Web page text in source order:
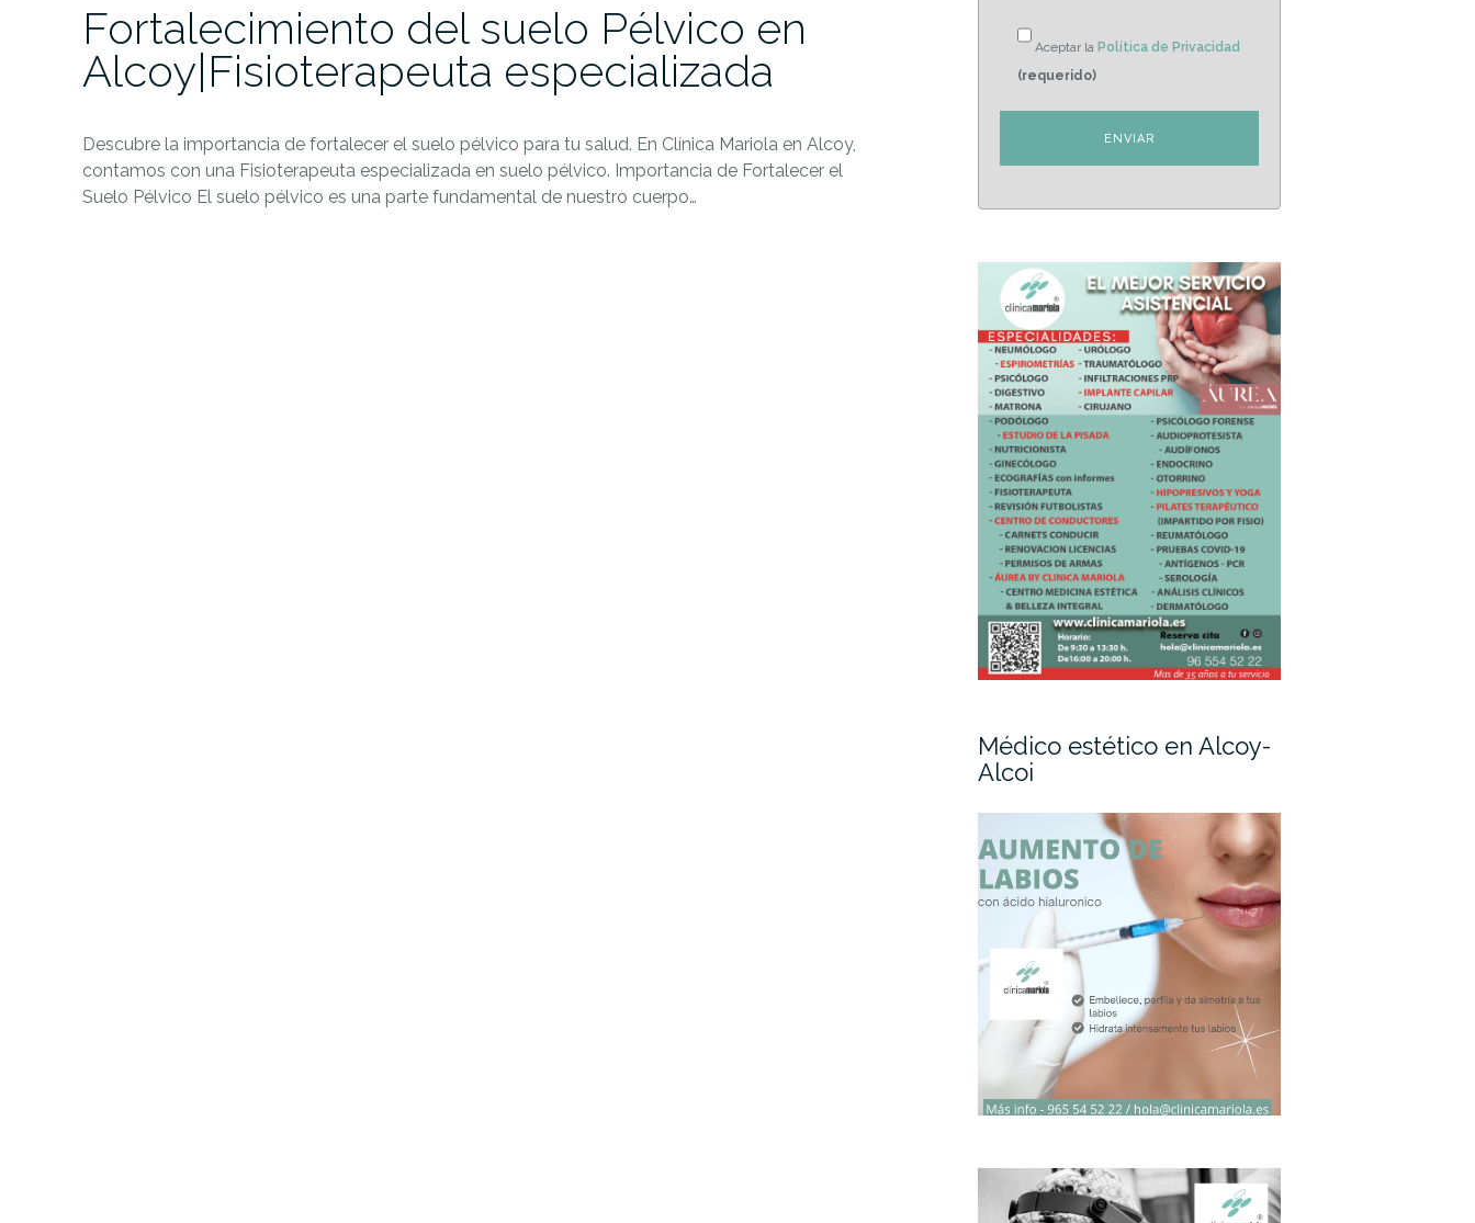
Fortalecimiento del suelo Pélvico en
Alcoy|Fisioterapeuta especializada
Descubre la importancia de fortalecer el suelo pélvico para tu salud. En Clínica Mariola en Alcoy,
contamos con una Fisioterapeuta especializada en suelo pélvico. Importancia de Fortalecer el
Suelo Pélvico El suelo pélvico es una parte fundamental de nuestro cuerpo…
Aceptar la Política de Privacidad
(requerido)
Médico estético en Alcoy-
Alcoi